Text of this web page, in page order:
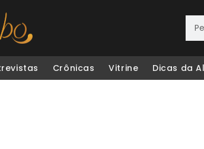
Crônicas Vitrine Dicas da